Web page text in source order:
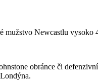
mužstvo Newcastlu
obránce či